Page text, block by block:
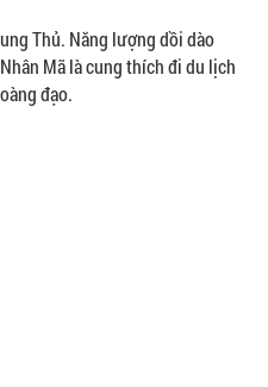
Thủ. Năng lượng dồi dào
Mã là cung thích đi du lịch
đạo.